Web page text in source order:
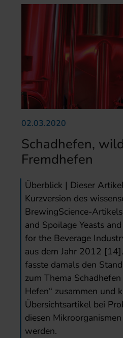
02.03.2020
Schadhefen,
Fremdhefen
Überblick | Dieser
Kurzversion des
BrewingScience-
and Spoilage Yeasts
for the Beverage
aus dem Jahr 2012
fasste damals den
zum Thema
Hefen“ zusammen und
Übersichtsartikel bei
diesen
werden.